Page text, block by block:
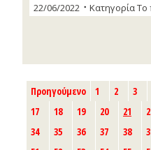
22/06/2022 ΚατηγορίαΤο
Προηγούμενο 1 2 3
17
18 19 20 21
34
35 36 37 38